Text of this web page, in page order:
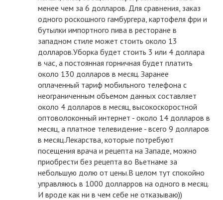
менее чем за 6 долларов. Для сравнения, заказ
одного роскошного гамбургера, картофеля фри и
бутылки импортного пива в ресторане в
западном стиле может стоить около 13
долларов.Уборка будет стоить 3 или 4 доллара
в час, а постоянная горничная будет платить
около 130 долларов в месяц. Заранее
оплаченный тариф мобильного телефона с
неограниченным объемом данных составляет
около 4 долларов в месяц, высокоскоростной
оптоволоконный интернет - около 14 долларов в
месяц, а платное телевидение - всего 9 долларов
в месяц.Лекарства, которые потребуют
посещения врача и рецепта на Западе, можно
приобрести без рецепта во Вьетнаме за
небольшую долю от цены.В целом тут спокойно
управляюсь в 1000 долларров на одного в месяц.
И вроде как ни в чем себе не отказываю))